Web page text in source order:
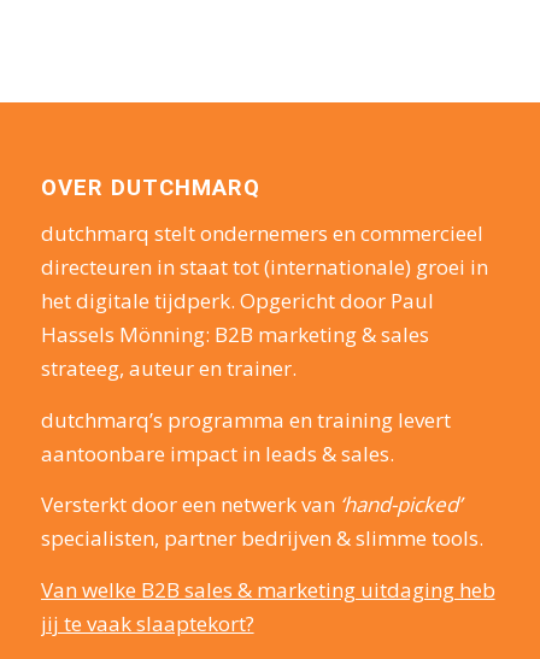
OVER DUTCHMARQ
dutchmarq stelt ondernemers en commercieel
directeuren in staat tot (internationale) groei in
het digitale tijdperk. Opgericht door Paul
Hassels Mönning: B2B marketing & sales
strateeg, auteur en trainer.
dutchmarq’s programma en training levert
aantoonbare impact in leads & sales.
Versterkt door een netwerk van ‘hand-picked’
specialisten, partner bedrijven & slimme tools.
Van welke B2B sales & marketing uitdaging heb
jij te vaak slaaptekort?